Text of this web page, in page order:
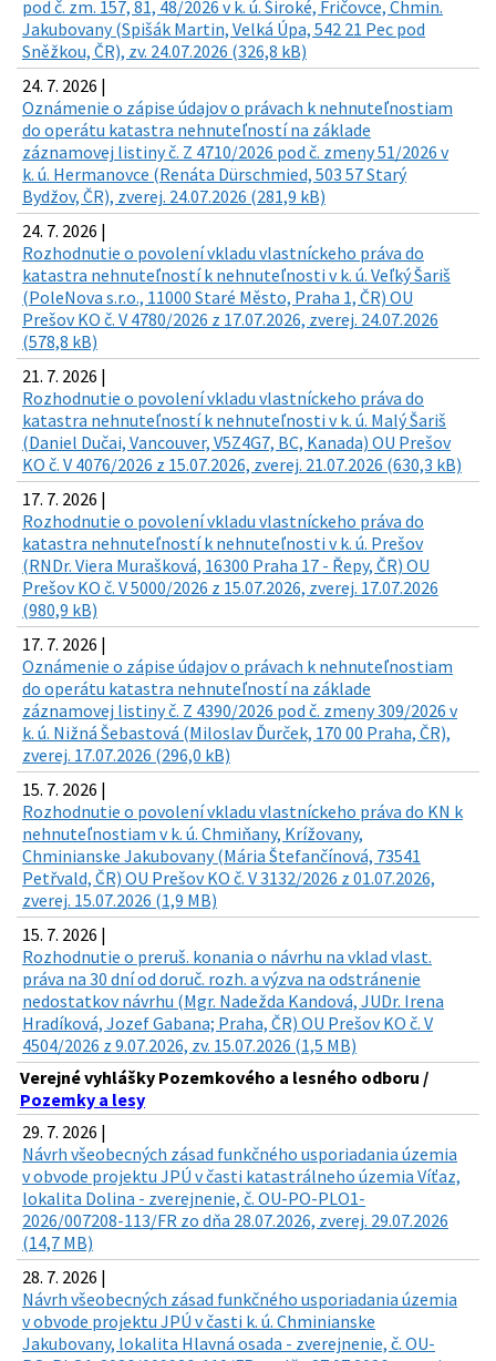
pod č. zm. 157, 81, 48/2026 v k. ú. Široké, Fričovce, Chmin.
Jakubovany (Spišák Martin, Velká Úpa, 542 21 Pec pod
Sněžkou, ČR), zv. 24.07.2026 (326,8 kB)
24. 7. 2026 |
Oznámenie o zápise údajov o právach k nehnuteľnostiam
do operátu katastra nehnuteľností na základe
záznamovej listiny č. Z 4710/2026 pod č. zmeny 51/2026 v
k. ú. Hermanovce (Renáta Dürschmied, 503 57 Starý
Bydžov, ČR), zverej. 24.07.2026 (281,9 kB)
24. 7. 2026 |
Rozhodnutie o povolení vkladu vlastníckeho práva do
katastra nehnuteľností k nehnuteľnosti v k. ú. Veľký Šariš
(PoleNova s.r.o., 11000 Staré Město, Praha 1, ČR) OU
Prešov KO č. V 4780/2026 z 17.07.2026, zverej. 24.07.2026
(578,8 kB)
21. 7. 2026 |
Rozhodnutie o povolení vkladu vlastníckeho práva do
katastra nehnuteľností k nehnuteľnosti v k. ú. Malý Šariš
(Daniel Dučai, Vancouver, V5Z4G7, BC, Kanada) OU Prešov
KO č. V 4076/2026 z 15.07.2026, zverej. 21.07.2026 (630,3 kB)
17. 7. 2026 |
Rozhodnutie o povolení vkladu vlastníckeho práva do
katastra nehnuteľností k nehnuteľnosti v k. ú. Prešov
(RNDr. Viera Murašková, 16300 Praha 17 - Řepy, ČR) OU
Prešov KO č. V 5000/2026 z 15.07.2026, zverej. 17.07.2026
(980,9 kB)
17. 7. 2026 |
Oznámenie o zápise údajov o právach k nehnuteľnostiam
do operátu katastra nehnuteľností na základe
záznamovej listiny č. Z 4390/2026 pod č. zmeny 309/2026 v
k. ú. Nižná Šebastová (Miloslav Ďurček, 170 00 Praha, ČR),
zverej. 17.07.2026 (296,0 kB)
15. 7. 2026 |
Rozhodnutie o povolení vkladu vlastníckeho práva do KN k
nehnuteľnostiam v k. ú. Chmiňany, Krížovany,
Chminianske Jakubovany (Mária Štefančínová, 73541
Petřvald, ČR) OU Prešov KO č. V 3132/2026 z 01.07.2026,
zverej. 15.07.2026 (1,9 MB)
15. 7. 2026 |
Rozhodnutie o preruš. konania o návrhu na vklad vlast.
práva na 30 dní od doruč. rozh. a výzva na odstránenie
nedostatkov návrhu (Mgr. Nadežda Kandová, JUDr. Irena
Hradíková, Jozef Gabana; Praha, ČR) OU Prešov KO č. V
4504/2026 z 9.07.2026, zv. 15.07.2026 (1,5 MB)
Verejné vyhlášky Pozemkového a lesného odboru /
Pozemky a lesy
29. 7. 2026 |
Návrh všeobecných zásad funkčného usporiadania územia
v obvode projektu JPÚ v časti katastrálneho územia Víťaz,
lokalita Dolina - zverejnenie, č. OU-PO-PLO1-
2026/007208-113/FR zo dňa 28.07.2026, zverej. 29.07.2026
(14,7 MB)
28. 7. 2026 |
Návrh všeobecných zásad funkčného usporiadania územia
v obvode projektu JPÚ v časti k. ú. Chminianske
Jakubovany, lokalita Hlavná osada - zverejnenie, č. OU-